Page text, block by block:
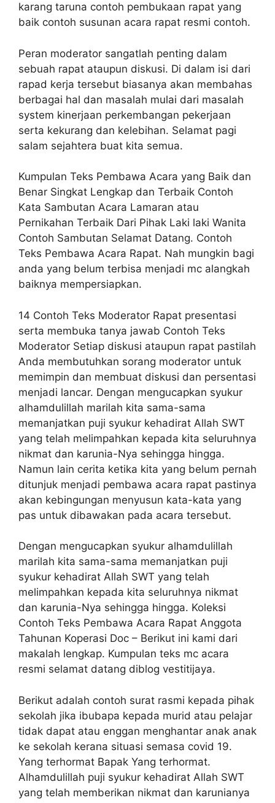
karang taruna contoh pembukaan rapat yang
baik contoh susunan acara rapat resmi contoh.
Peran moderator sangatlah penting dalam
sebuah rapat ataupun diskusi. Di dalam isi dari
rapad kerja tersebut biasanya akan membahas
berbagai hal dan masalah mulai dari masalah
system kinerjaan perkembangan pekerjaan
serta kekurang dan kelebihan. Selamat pagi
salam sejahtera buat kita semua.
Kumpulan Teks Pembawa Acara yang Baik dan
Benar Singkat Lengkap dan Terbaik Contoh
Kata Sambutan Acara Lamaran atau
Pernikahan Terbaik Dari Pihak Laki laki Wanita
Contoh Sambutan Selamat Datang. Contoh
Teks Pembawa Acara Rapat. Nah mungkin bagi
anda yang belum terbisa menjadi mc alangkah
baiknya mempersiapkan.
14 Contoh Teks Moderator Rapat presentasi
serta membuka tanya jawab Contoh Teks
Moderator Setiap diskusi ataupun rapat pastilah
Anda membutuhkan sorang moderator untuk
memimpin dan membuat diskusi dan persentasi
menjadi lancar. Dengan mengucapkan syukur
alhamdulillah marilah kita sama-sama
memanjatkan puji syukur kehadirat Allah SWT
yang telah melimpahkan kepada kita seluruhnya
nikmat dan karunia-Nya sehingga hingga.
Namun lain cerita ketika kita yang belum pernah
ditunjuk menjadi pembawa acara rapat pastinya
akan kebingungan menyusun kata-kata yang
pas untuk dibawakan pada acara tersebut.
Dengan mengucapkan syukur alhamdulillah
marilah kita sama-sama memanjatkan puji
syukur kehadirat Allah SWT yang telah
melimpahkan kepada kita seluruhnya nikmat
dan karunia-Nya sehingga hingga. Koleksi
Contoh Teks Pembawa Acara Rapat Anggota
Tahunan Koperasi Doc – Berikut ini kami dari
makalah lengkap. Kumpulan teks mc acara
resmi selamat datang diblog vestitijaya.
Berikut adalah contoh surat rasmi kepada pihak
sekolah jika ibubapa kepada murid atau pelajar
tidak dapat atau enggan menghantar anak anak
ke sekolah kerana situasi semasa covid 19.
Yang terhormat Bapak Yang terhormat.
Alhamdulillah puji syukur kehadirat Allah SWT
yang telah memberikan nikmat dan karunianya